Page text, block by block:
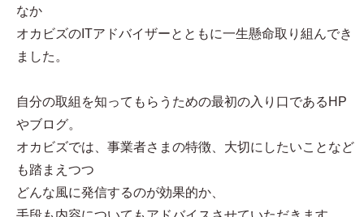
なか
オカビズのITアドバイザーとともに一生懸命取り組んでき
ました。
自分の取組を知ってもらうための最初の入り口であるHP
やブログ。
オカビズでは、事業者さまの特徴、大切にしたいことなど
も踏まえつつ
どんな風に発信するのが効果的か、